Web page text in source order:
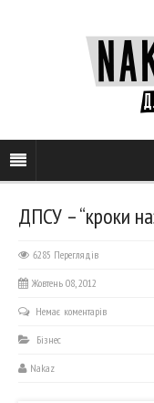
ДПСУ – “кроки
6285 Переглядів
Жовтень 08, 2012
Немає коментарів
Бізнес
Nakaz